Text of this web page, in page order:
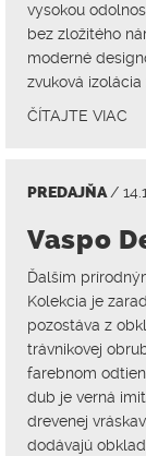
vysokou
bez zložitého
moderné
zvuková
ČÍTAJTE VIAC
PREDAJŇA/
Vaspo
Ďalším
Kolekcia je
pozostáva z
trávnikovej
farebnom
dub je verná
drevenej
dodávajú